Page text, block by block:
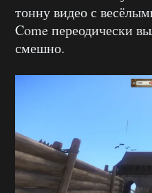
тонну видео с
Come переодически
смешно.